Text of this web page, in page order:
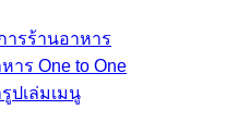
ารร้านอาหาร
าร One to One
ปเล่มเมนู